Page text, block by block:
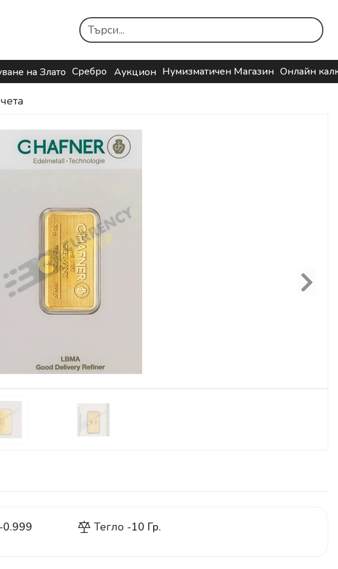
на Злато Сребро Аукцион Нумизматичен Магазин Онлайн
Next
0.999 Тегло -10 Гр.